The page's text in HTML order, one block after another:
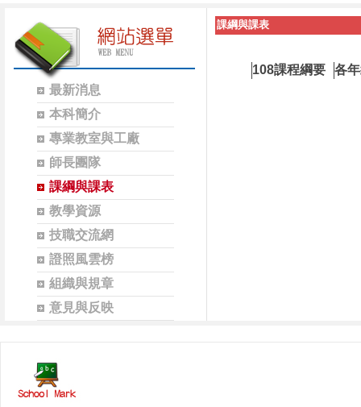
最新消息
本科簡介
專業教室與工廠
師長團隊
課綱與課表
教學資源
技職交流網
證照風雲榜
組織與規章
意見與反映
課綱與課表
108課程綱要 各